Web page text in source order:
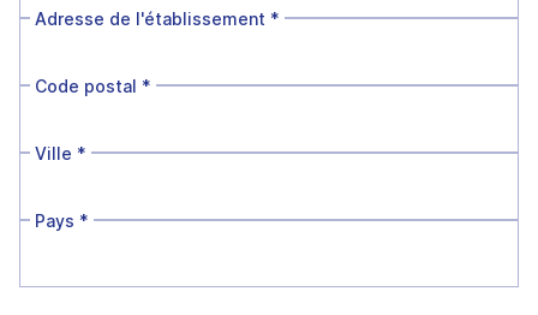
Adresse de l'établissement *
Code postal *
Ville *
Pays *